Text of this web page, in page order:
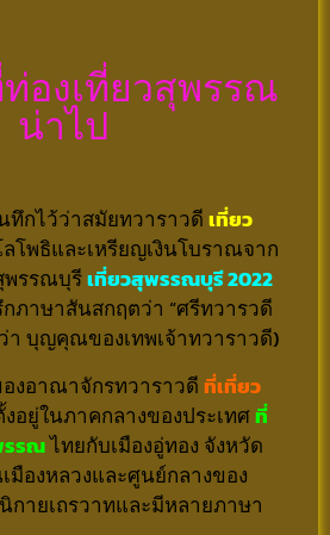
องเที่ยวสุพรรณ
น่าไป
ทึกไว้ว่าสมัยทวาราวดีเที่ยว
โพธิและเหรียญเงินโบราณจาก
พรรณบุรีเที่ยวสุพรรณบุรี 2022
ภาษาสันสกฤตว่า “ศรีทวารวดี
บุญคุณของเทพเจ้าทวาราวดี)
งอาณาจักรทวาราวดีที่เที่ยว
งอยู่ในภาคกลางของประเทศที่
รรณไทยกับเมืองอู่ทอง จังหวัด
มืองหลวงและศูนย์กลางของ
ายเถรวาทและมีหลายภาษา